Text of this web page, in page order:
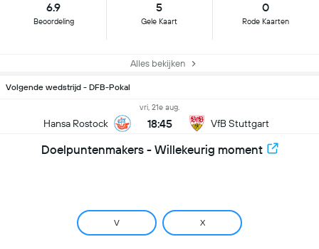
6.9
Beoordeling
5
Gele Kaart
0
Rode Kaarten
Alles bekijken
Volgende wedstrijd - DFB-Pokal
Hansa Rostock
vri, 21e aug.
18:45 VfB Stuttgart
Doelpuntenmakers - Willekeurig moment
V X